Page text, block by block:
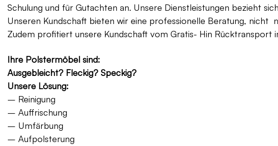
Schulung und für Gutachten an. Unsere Dienstleistungen bezieht
Unseren Kundschaft bieten wir eine professionelle Beratung, nicht
Zudem profitiert unsere Kundschaft vom Gratis- Hin Rücktransport
Ihre Polstermöbel sind:
Ausgebleicht? Fleckig? Speckig?
Unsere Lösung:
– Reinigung
– Auffrischung
– Umfärbung
– Aufpolsterung